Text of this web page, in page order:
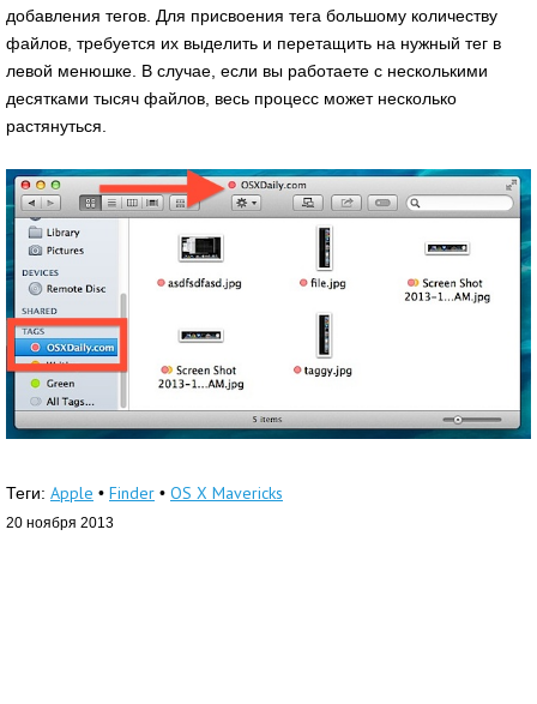
добавления тегов. Для присвоения тега большому количеству
файлов, требуется их выделить и перетащить на нужный тег в
левой менюшке. В случае, если вы работаете с несколькими
десятками тысяч файлов, весь процесс может несколько
растянуться.
Теги: Apple • Finder • OS X Mavericks
20 ноября 2013